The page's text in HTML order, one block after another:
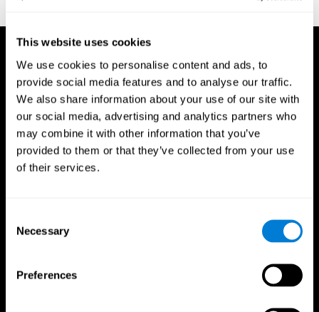
This website uses cookies
We use cookies to personalise content and ads, to
provide social media features and to analyse our traffic.
We also share information about your use of our site with
our social media, advertising and analytics partners who
may combine it with other information that you’ve
provided to them or that they’ve collected from your use
of their services.
Selection
Necessary
Preferences